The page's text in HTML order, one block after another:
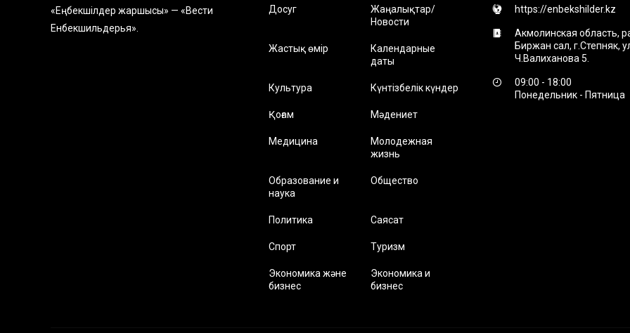
«Еңбекшiлдер жаршысы» — «Вести
Енбекшильдерья».
Досуг
Жаңалықтар/
Новости
Жастық өмір
Календарные
даты
Культура Күнтізбелік күндер
Қоғам Мәдениет
Медицина
Молодежная
жизнь
Образование и
наука
Общество
Политика Саясат
Спорт Туризм
Экономика және
бизнес
Экономика и
бизнес
https://enbekshilder.kz
Акмолинская область,
Биржан сал, г.Степняк,
Ч.Валиханова 5.
09:00 - 18:00
Понедельник - Пятница